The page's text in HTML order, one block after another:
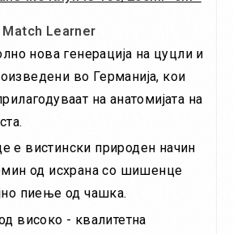
Learner
нова генерација на цуцли и
во Германија, кои
на анатомијата на
е вистински природен начин
од исхрана со шишенце
пиење од чашка.
високо - квалитетна